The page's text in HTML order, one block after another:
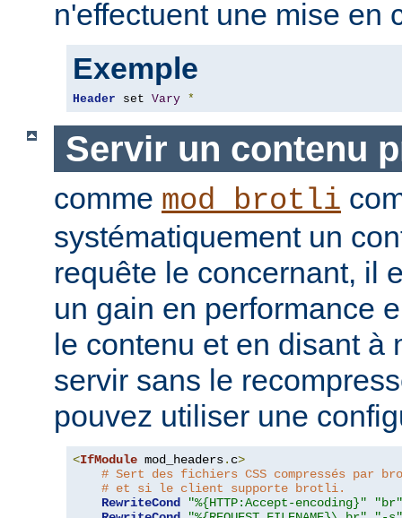
n'effectuent une mise en
Exemple
Header set Vary *
Servir un contenu
comme mod_brotli
systématiquement un
requête le concernant, il
un gain en performance
le contenu et en disant à
servir sans le
pouvez utiliser une
<IfModule mod_headers. c>
# Sert des fichiers CSS compressés
# et si le client supporte brotli.
RewriteCond
"%{HTTP:Accept-encoding}"
"br"